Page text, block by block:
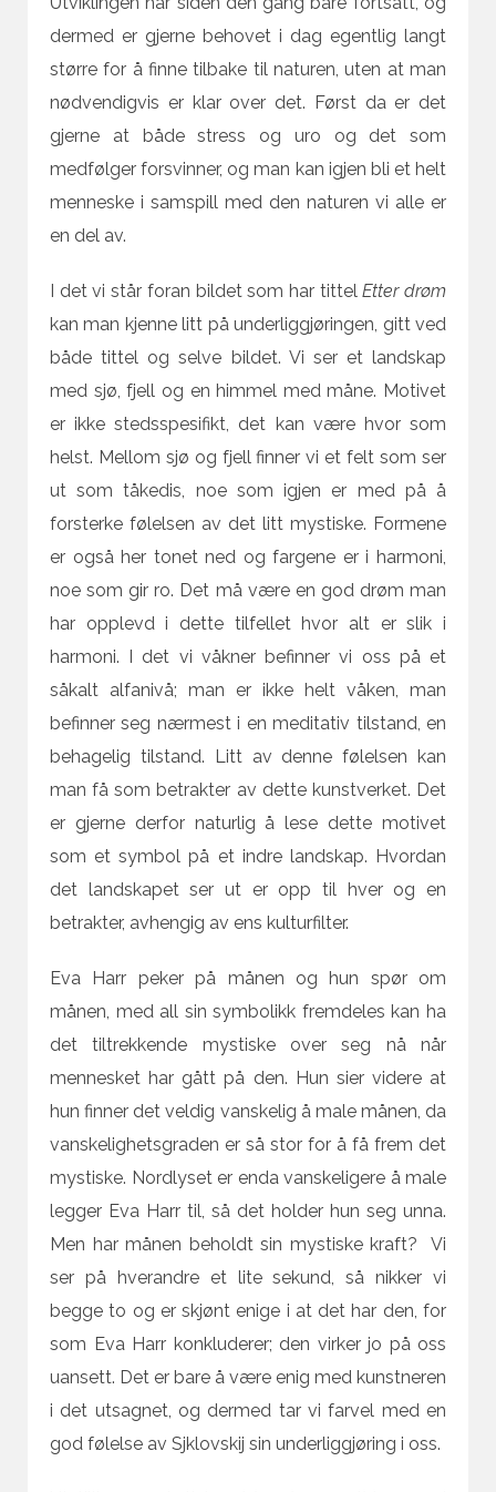
dermed er gjerne behovet i dag egentlig langt
større for å finne tilbake til naturen, uten at man
nødvendigvis er klar over det. Først da er det
gjerne at både stress og uro og det som
medfølger forsvinner, og man kan igjen bli et helt
menneske i samspill med den naturen vi alle er
en del av.
I det vi står foran bildet som har tittelEtter drøm
kan man kjenne litt på underliggjøringen, gitt ved
både tittel og selve bildet. Vi ser et landskap
med sjø, fjell og en himmel med måne. Motivet
er ikke stedsspesifikt, det kan være hvor som
helst. Mellom sjø og fjell finner vi et felt som ser
ut som tåkedis, noe som igjen er med på å
forsterke følelsen av det litt mystiske. Formene
er også her tonet ned og fargene er i harmoni,
noe som gir ro. Det må være en god drøm man
har opplevd i dette tilfellet hvor alt er slik i
harmoni. I det vi våkner befinner vi oss på et
såkalt alfanivå; man er ikke helt våken, man
befinner seg nærmest i en meditativ tilstand, en
behagelig tilstand. Litt av denne følelsen kan
man få som betrakter av dette kunstverket. Det
er gjerne derfor naturlig å lese dette motivet
som et symbol på et indre landskap. Hvordan
det landskapet ser ut er opp til hver og en
betrakter, avhengig av ens kulturfilter.
Eva Harr peker på månen og hun spør om
månen, med all sin symbolikk fremdeles kan ha
det tiltrekkende mystiske over seg nå når
mennesket har gått på den. Hun sier videre at
hun finner det veldig vanskelig å male månen, da
vanskelighetsgraden er så stor for å få frem det
mystiske. Nordlyset er enda vanskeligere å male
legger Eva Harr til, så det holder hun seg unna.
Men har månen beholdt sin mystiske kraft? Vi
ser på hverandre et lite sekund, så nikker vi
begge to og er skjønt enige i at det har den, for
som Eva Harr konkluderer; den virker jo på oss
uansett. Det er bare å være enig med kunstneren
i det utsagnet, og dermed tar vi farvel med en
god følelse av Sjklovskij sin underliggjøring i oss.